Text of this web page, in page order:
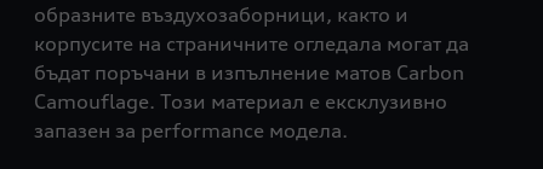
образните въздухозаборници, както и
корпусите на страничните огледала могат да
бъдат поръчани в изпълнение матов Carbon
Camouflage. Този материал е ексклузивно
запазен за performance модела.